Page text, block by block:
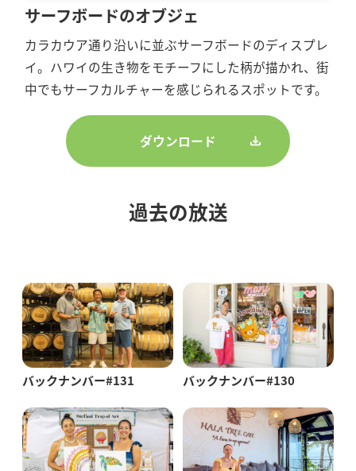
サーフボードのオブジェ
カラカウア通り沿いに並ぶサーフボードのディスプレ
イ。ハワイの生き物をモチーフにした柄が描かれ、街
中でもサーフカルチャーを感じられるスポットです。
ダウンロード
過去の放送
バックナンバー#131 バックナンバー#130